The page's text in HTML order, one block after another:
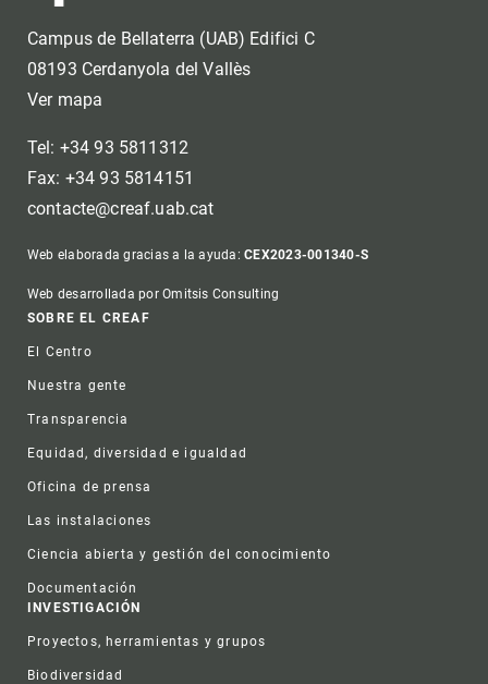
Campus de Bellaterra (UAB) Edifici C
08193 Cerdanyola del Vallès
Ver mapa
Tel: +34 93 5811312
Fax: +34 93 5814151
contacte@creaf.uab.cat
Web elaborada gracias a la ayuda:CEX2023-001340-S
Web desarrollada por Omitsis Consulting
Footer
SOBRE EL CREAF
El Centro
Nuestra gente
Transparencia
Equidad, diversidad e igualdad
Oficina de prensa
Las instalaciones
Ciencia abierta y gestión del conocimiento
Documentación
INVESTIGACIÓN
Proyectos, herramientas y grupos
Biodiversidad